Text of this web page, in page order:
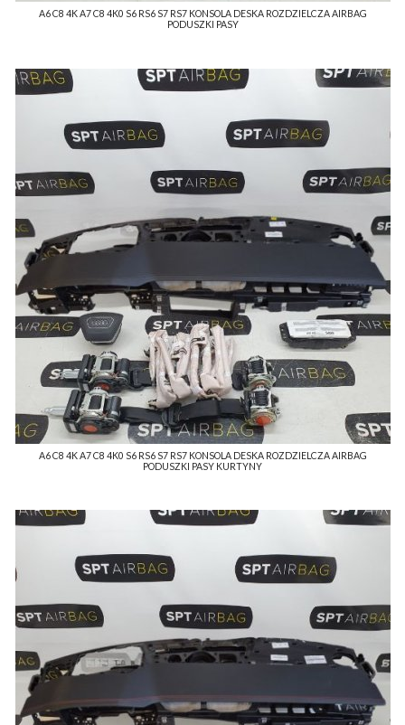
A6 C8 4K A7 C8 4K0 S6 RS6 S7 RS7 KONSOLA DESKA ROZDZIELCZA AIRBAG
PODUSZKI PASY
A6 C8 4K A7 C8 4K0 S6 RS6 S7 RS7 KONSOLA DESKA ROZDZIELCZA AIRBAG
PODUSZKI PASY KURTYNY